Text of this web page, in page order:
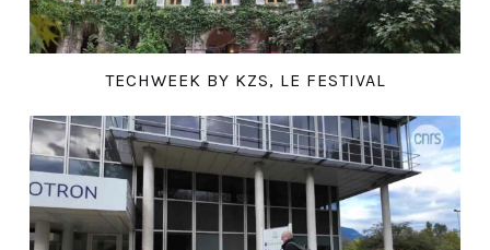
TECHWEEK BY KZS, LE FESTIVAL